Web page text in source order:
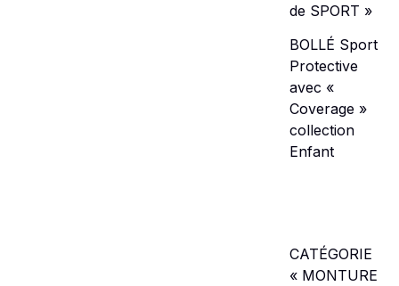
de SPORT »
BOLLÉ Sport
Protective
avec «
Coverage »
collection
Enfant
CATÉGORIE
« MONTURE